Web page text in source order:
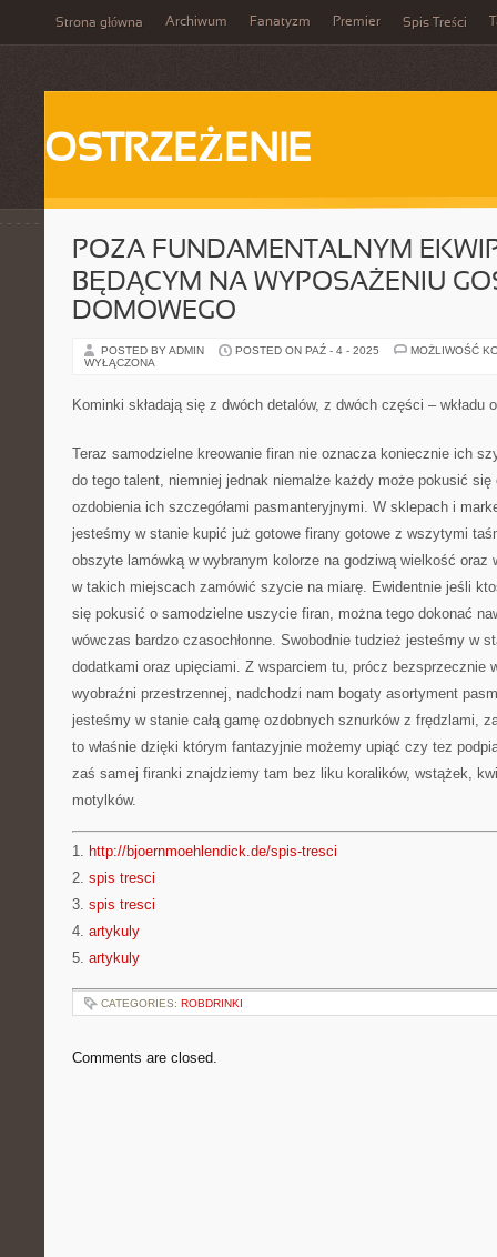
Strona główna Archiwum Fanatyzm Premier Spis Treści
OSTRZEŻENIE
POZA FUNDAMENTALNYM
BĘDĄCYM NA WYPOSAŻENIU
DOMOWEGO
POSTED BY ADMIN POSTED ON PAŹ - 4 - 2025
MOŻLIWOŚĆ
WYŁĄCZONA
Kominki składają się z dwóch detalów, z dwóch części – wkładu
Teraz samodzielne kreowanie firan nie oznacza koniecznie ich
do tego talent, niemniej jednak niemalże każdy może pokusić
ozdobienia ich szczegółami pasmanteryjnymi. W sklepach i
jesteśmy w stanie kupić już gotowe firany gotowe z wszytymi
obszyte lamówką w wybranym kolorze na godziwą wielkość
w takich miejscach zamówić szycie na miarę. Ewidentnie jeśli
się pokusić o samodzielne uszycie firan, można tego dokonać
wówczas bardzo czasochłonne. Swobodnie tudzież jesteśmy w
dodatkami oraz upięciami. Z wsparciem tu, prócz bezsprzecznie
wyobraźni przestrzennej, nadchodzi nam bogaty asortyment
jesteśmy w stanie całą gamę ozdobnych sznurków z frędzlami,
to właśnie dzięki którym fantazyjnie możemy upiąć czy tez
zaś samej firanki znajdziemy tam bez liku koralików, wstążek,
motylków.
1. http://bjoernmoehlendick.de/spis-tresci
2. spis tresci
3. spis tresci
4. artykuly
5. artykuly
CATEGORIES: ROBDRINKI
Comments are closed.